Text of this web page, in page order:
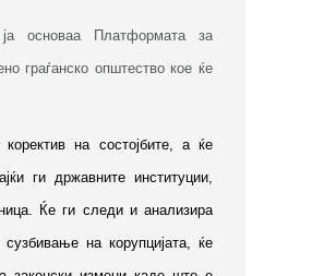
основаа Платформата за
граѓанско општество кое ќе
на состојбите, а ќе
ги државните институции,
Ќе ги следи и анализира
на корупцијата, ќе